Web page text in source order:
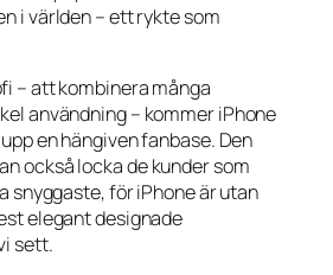
i världen – ett rykte som
– att kombinera många
användning – kommer iPhone
en hängiven fanbase. Den
också locka de kunder som
snyggaste, för iPhone är utan
elegant designade
sett.